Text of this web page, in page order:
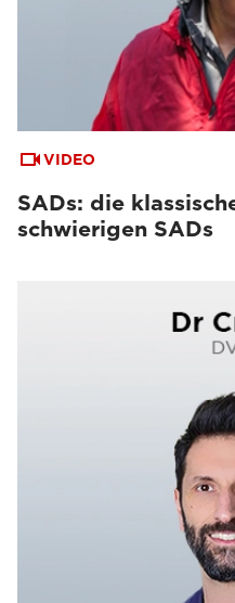
VIDEO
SADs: die
schwierigen SADs